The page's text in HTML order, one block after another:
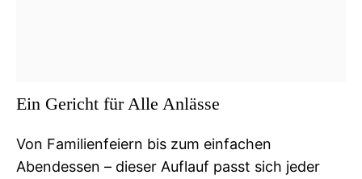
Ein Gericht für Alle Anlässe
Von Familienfeiern bis zum einfachen
Abendessen – dieser Auflauf passt sich jeder